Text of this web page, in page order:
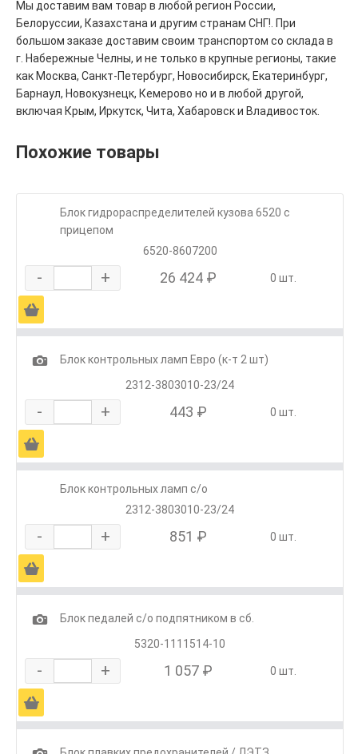
Мы доставим вам товар в любой регион России,
Белоруссии, Казахстана и другим странам СНГ!. При
большом заказе доставим своим транспортом со склада в
г. Набережные Челны, и не только в крупные регионы, такие
как Москва, Санкт-Петербург, Новосибирск, Екатеринбург,
Барнаул, Новокузнецк, Кемерово но и в любой другой,
включая Крым, Иркутск, Чита, Хабаровск и Владивосток.
Похожие товары
Блок гидрораспределителей кузова 6520 с
прицепом
6520-8607200
- + 26 424 ₽ 0 шт.
Ä
1
Блок контрольных ламп Евро (к-т 2 шт)
2312-3803010-23/24
- + 443 ₽ 0 шт.
Ä
Блок контрольных ламп с/о
2312-3803010-23/24
- + 851 ₽ 0 шт.
Ä
1
Блок педалей с/о подпятником в сб.
5320-1111514-10
- + 1 057 ₽ 0 шт.
Ä